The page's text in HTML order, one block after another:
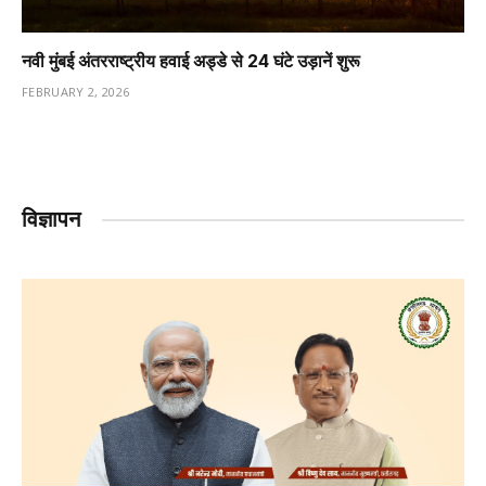
नवी मुंबई अंतरराष्ट्रीय हवाई अड्डे से 24 घंटे उड़ानें शुरू
FEBRUARY 2, 2026
विज्ञापन